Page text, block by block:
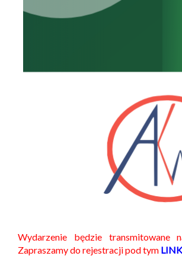
Wydarzenie będzie transmitowane
Zapraszamy do rejestracji pod tym